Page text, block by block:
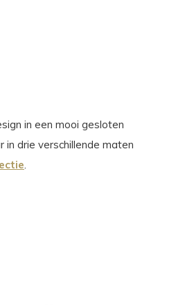
in een mooi gesloten
drie verschillende maten
.